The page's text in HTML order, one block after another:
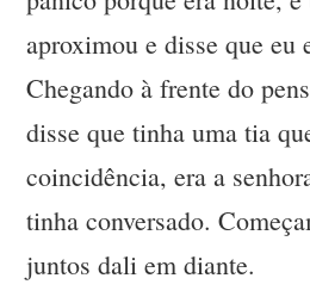
aproximou e disse que eu
Chegando à frente do
disse que tinha uma tia
coincidência, era a
tinha conversado.
juntos dali em diante.